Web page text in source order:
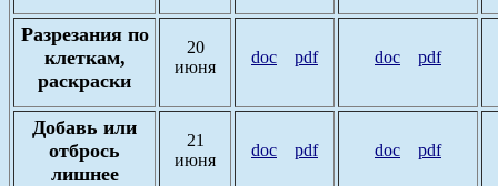
Разрезания по
клеткам,
раскраски
20
июня
doc pdf doc pdf
Добавь или
отбрось
лишнее
21
июня
doc pdf doc pdf